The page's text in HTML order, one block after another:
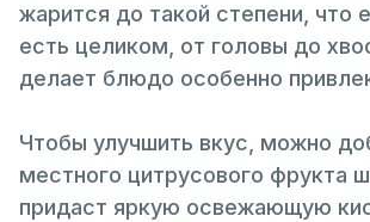
жарится до такой степени, что
есть целиком, от головы до
делает блюдо особенно
Чтобы улучшить вкус, можно
местного цитрусового фрукта
придаст яркую освежающую